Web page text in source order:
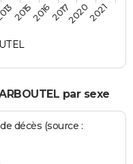
20152016201720202021
par sexe
décès (source :